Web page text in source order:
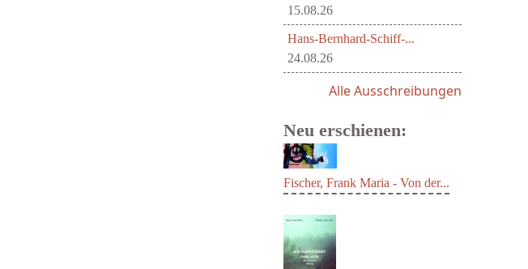
15.08.26
Hans-Bernhard-Schiff-...
24.08.26
Alle Ausschreibungen
Neu erschienen:
Fischer, Frank Maria - Von der...